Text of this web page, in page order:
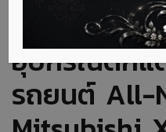
อุปกรณ์ตกแ
รถยนต์ All-